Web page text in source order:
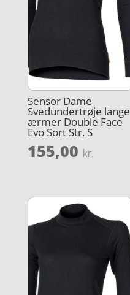
Sensor Dame
Svedundertrøje lange
ærmer Double Face
Evo Sort Str. S
155,00 kr.